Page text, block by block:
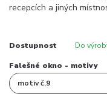
recepcích a jiných
Dostupnost Do
Falešné okno - motivy